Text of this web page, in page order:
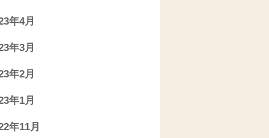
年4月
年3月
年2月
年1月
年11月